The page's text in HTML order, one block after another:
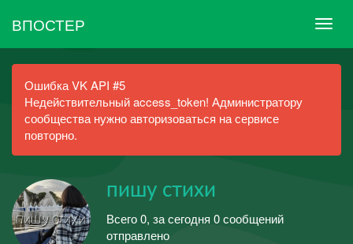
ВПОСТЕР
Ошибка VK API #5
Недействительный access_token! Администратору
сообщества нужно авторизоваться на сервисе
повторно.
пишу стихи
Всего 0, за сегодня 0 сообщений
отправлено